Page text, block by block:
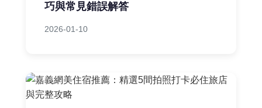
巧與常見錯誤解答
2026-01-10